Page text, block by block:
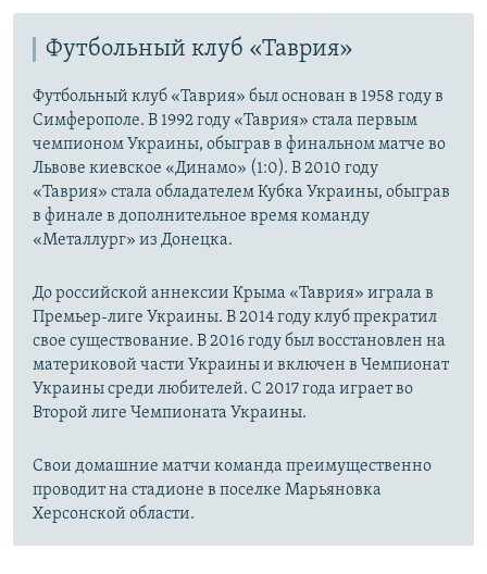
Футбольный клуб «Таврия»
Футбольный клуб «Таврия» был основан в 1958 году в
Симферополе. В 1992 году «Таврия» стала первым
чемпионом Украины, обыграв в финальном матче во
Львове киевское «Динамо» (1:0). В 2010 году
«Таврия» стала обладателем Кубка Украины, обыграв
в финале в дополнительное время команду
«Металлург» из Донецка.
До российской аннексии Крыма «Таврия» играла в
Премьер-лиге Украины. В 2014 году клуб прекратил
свое существование. В 2016 году был восстановлен на
материковой части Украины и включен в Чемпионат
Украины среди любителей. С 2017 года играет во
Второй лиге Чемпионата Украины.
Свои домашние матчи команда преимущественно
проводит на стадионе в поселке Марьяновка
Херсонской области.